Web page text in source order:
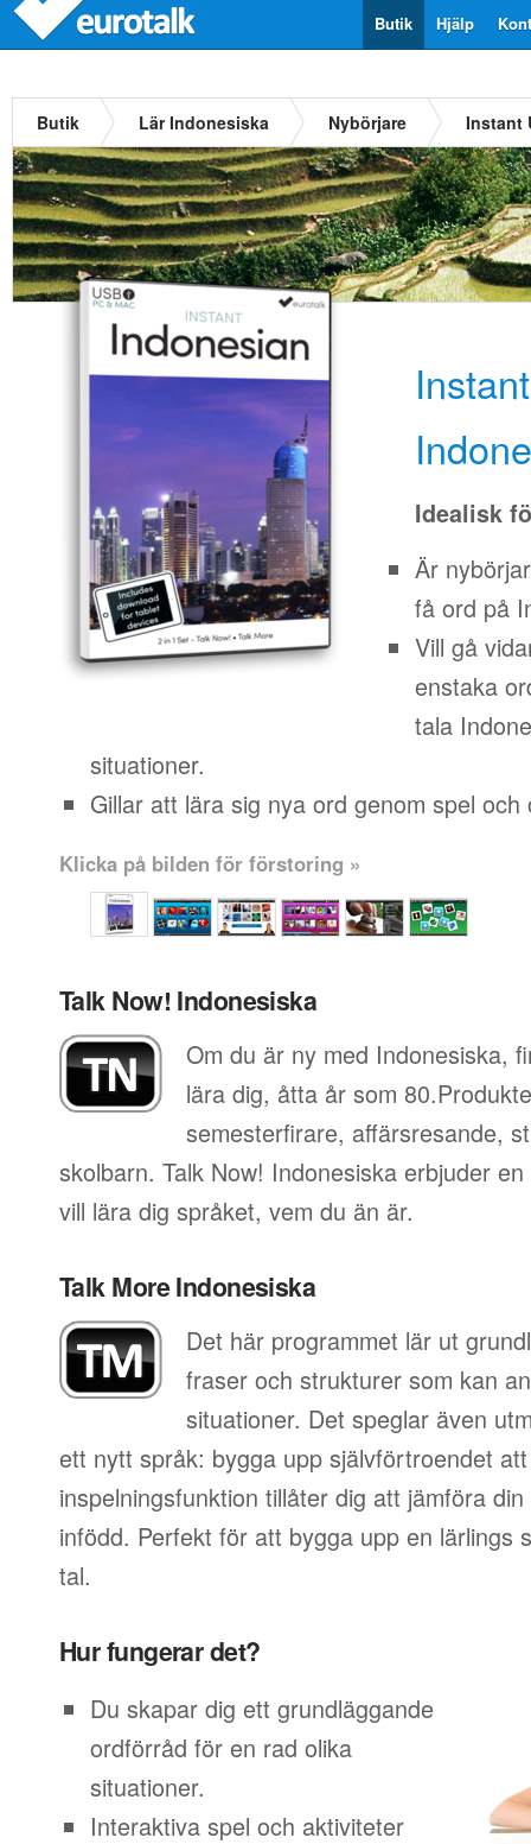
Hjälp
Butik
Butik Lär Indonesiska Nybörjare Instant
Idealisk
Är
få ord på
Vill gå
enstaka
tala
situationer.
Gillar att lära sig nya ord genom spel och
Klicka på bilden för förstoring »
Talk Now! Indonesiska
Om du är ny med Indonesiska,
lära dig, åtta år som
semesterfirare, affärsresande,
skolbarn. Talk Now! Indonesiska erbjuder
vill lära dig språket, vem du än är.
Talk More Indonesiska
Det här programmet lär ut
fraser och strukturer som kan
situationer. Det speglar även
ett nytt språk: bygga upp självförtroendet att
inspelningsfunktion tillåter dig att jämföra
infödd. Perfekt för att bygga upp en lärlings
tal.
Hur fungerar det?
Du skapar dig ett grundläggande
ordförråd för en rad olika
situationer.
Interaktiva spel och aktiviteter